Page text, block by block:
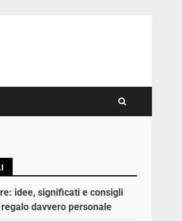
idee, significati e consigli
davvero personale